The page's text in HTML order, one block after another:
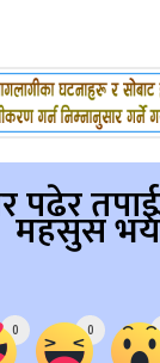
पढेर
महसुस
0 0